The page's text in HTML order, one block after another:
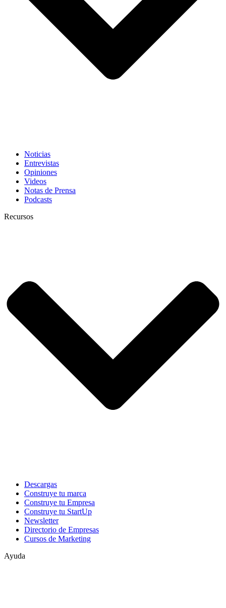
Noticias
Entrevistas
Opiniones
Videos
Notas de Prensa
Podcasts
Recursos
Descargas
Construye tu marca
Construye tu Empresa
Construye tu StartUp
Newsletter
Directorio de Empresas
Cursos de Marketing
Ayuda